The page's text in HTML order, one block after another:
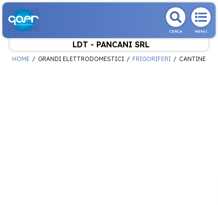
CERCA MENU
LDT - PANCANI SRL
HOME GRANDI ELETTRODOMESTICI FRIGORIFERI CANTINE